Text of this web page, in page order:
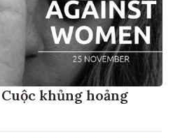
khủng hoảng